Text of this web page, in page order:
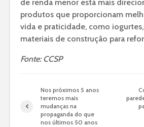
de renda menor está mais
produtos que proporcionam
vida e praticidade, como
materiais de construção para
Fonte: CCSP
Nos próximos 5 anos
teremos mais
mudanças na
propaganda do que
nos últimos 50 anos